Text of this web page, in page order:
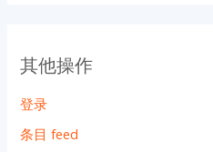
其他操作
登录
条目 feed